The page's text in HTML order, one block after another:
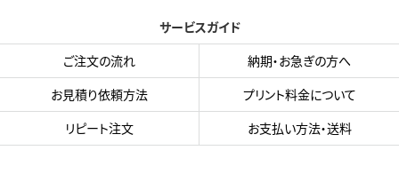
サービスガイド
ご注文の流れ
納期・お急ぎの方へ
お見積り依頼方法
プリント料金について
リピート注文
お支払い方法・送料